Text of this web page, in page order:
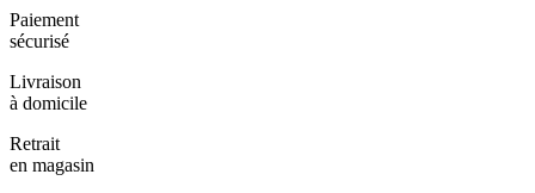
Paiement
sécurisé
Livraison
à domicile
Retrait
en magasin